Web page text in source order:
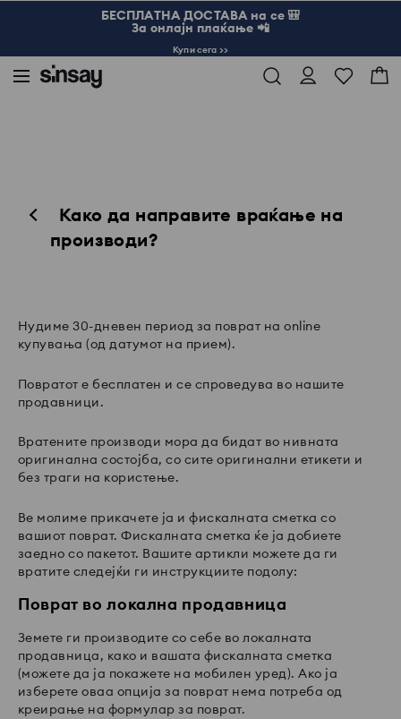
БЕСПЛАТНА ДОСТАВА на се 🎒
За онлајн плаќање 📲
Купи сега >>
Како да направите враќање на
производи?
Нудиме 30-дневен период за поврат на online
купувања (од датумот на прием).
Повратот е бесплатен и се спроведува во нашите
продавници.
Вратените производи мора да бидат во нивната
оригинална состојба, со сите оригинални етикети и
без траги на користење.
Ве молиме прикачете ја и фискалната сметка со
вашиот поврат. Фискалната сметка ќе ја добиете
заедно со пакетот. Вашите артикли можете да ги
вратите следејќи ги инструкциите подолу:
Поврат во локална продавница
Земете ги производите со себе во локалната
продавница, како и вашата фискалната сметка
(можете да ја покажете на мобилен уред). Ако ја
изберете оваа опција за поврат нема потреба од
креирање на формулар за поврат.